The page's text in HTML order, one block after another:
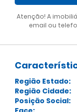
Atenção! A
email ou
Região Estado:
Região Cidade:
Posição Social: